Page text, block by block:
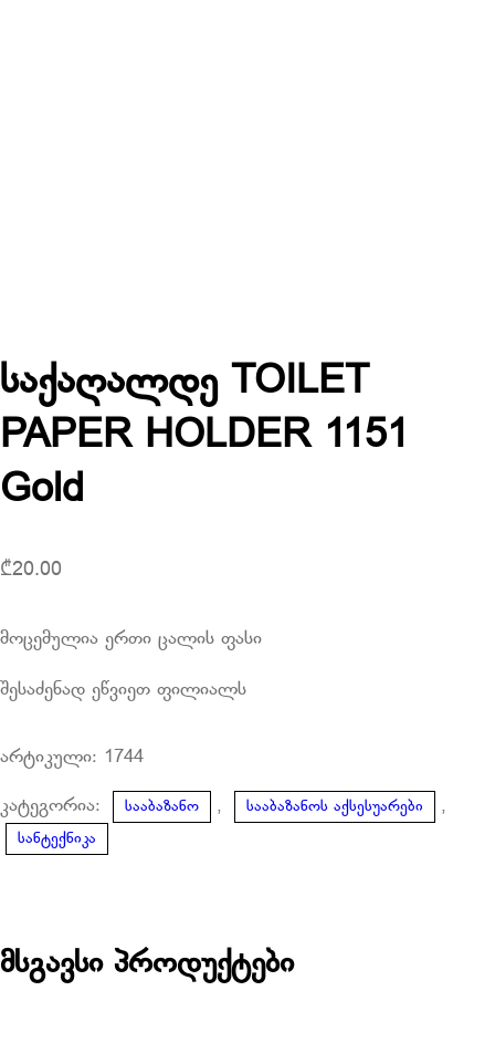
საქაღალდე TOILET
PAPER HOLDER 1151
Gold
₾20.00
მოცემულია ერთი ცალის ფასი
შესაძენად ეწვიეთ ფილიალს
არტიკული: 1744
კატეგორია: სააბაზანო , სააბაზანოს აქსესუარები ,
სანტექნიკა
მსგავსი პროდუქტები